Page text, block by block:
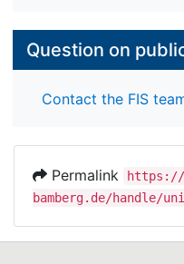
Question on
Contact the FIS
Permalink
bamberg.de/handle/